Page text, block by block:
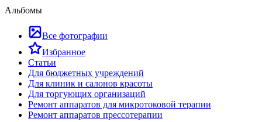
Альбомы
Все фотографии
Избранное
Статьи
Для бюджетных учреждений
Для клиник и салонов красоты
Для торгующих организаций
Ремонт аппаратов для микротоковой терапии
Ремонт аппаратов прессотерапии